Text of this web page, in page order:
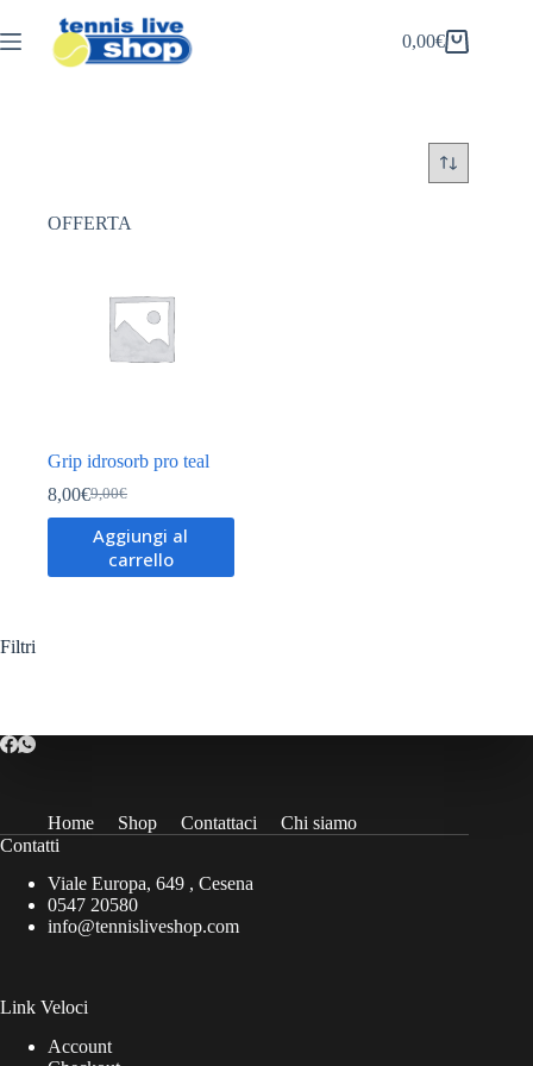
al
contenuto
Carrello
0,00€
OFFERTA
Grip idrosorb pro teal
9,00€
Il
prezzo
originale
era:
8,00€Il
prezzo
attuale
Aggiungi al
carrello
Filtri
Home Shop Contattaci
Chi siamo
Contatti
Viale Europa, 649 , Cesena
0547 20580
info@tennisliveshop.com
Link Veloci
Account